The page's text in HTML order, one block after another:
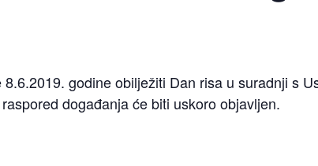
godine obilježiti Dan risa u suradnji s
događanja će biti uskoro objavljen.